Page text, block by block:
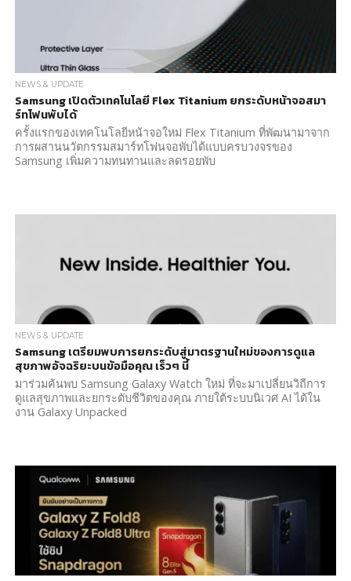
NEWS & UPDATE
Samsung เปิดตัวเทคโนโลยี Flex Titanium ยกระดับหน้าจอสมา
ร์ทโฟนพับได้
ครั้งแรกของเทคโนโลยีหน้าจอใหม่ Flex Titanium ที่พัฒนามาจาก
การผสานนวัตกรรมสมาร์ทโฟนจอพับได้แบบครบวงจรของ
Samsung เพิ่มความทนทานและลดรอยพับ
NEWS & UPDATE
Samsung เตรียมพบการยกระดับสู่มาตรฐานใหม่ของการดูแล
สุขภาพอัจฉริยะบนข้อมือคุณ เร็วๆ นี้
มาร่วมค้นพบ Samsung Galaxy Watch ใหม่ ที่จะมาเปลี่ยนวิถีการ
ดูแลสุขภาพและยกระดับชีวิตของคุณ ภายใต้ระบบนิเวศ AI ได้ใน
งาน Galaxy Unpacked